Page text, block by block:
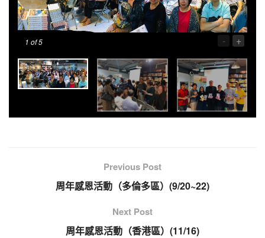
1 of 5 - +
Previous Post
周年感恩活動（多倫多區）(9/20~22)
Next Post
周年感恩活動（香港區）(11/16)